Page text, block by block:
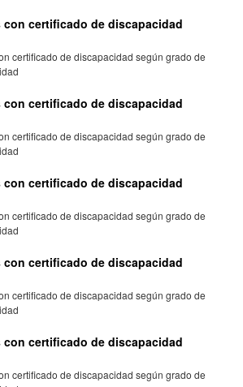
con certificado de discapacidad
certificado de discapacidad según grado de
con certificado de discapacidad
certificado de discapacidad según grado de
con certificado de discapacidad
certificado de discapacidad según grado de
con certificado de discapacidad
certificado de discapacidad según grado de
con certificado de discapacidad
certificado de discapacidad según grado de